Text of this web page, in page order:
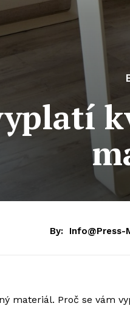
By: Info@press-
materiál. Proč se vám